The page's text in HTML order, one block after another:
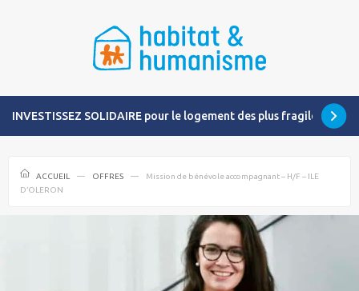
INVESTISSEZ SOLIDAIRE pour le logement des plus fragiles
ACCUEIL OFFRES
Mission de bénévole accompagnant – H/F – ILE
D’OLERON